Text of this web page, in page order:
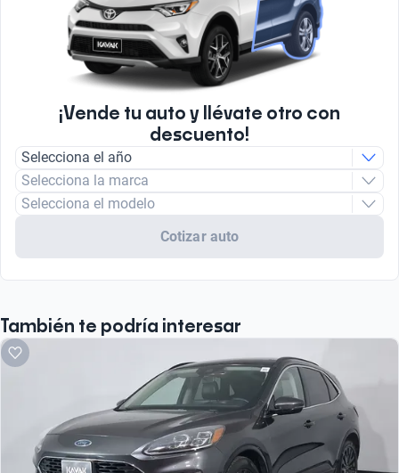
¡Vende tu auto y llévate otro con
descuento!
Selecciona el año
Selecciona la marca
Selecciona el modelo
Cotizar auto
También te podría interesar